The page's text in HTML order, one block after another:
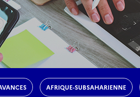
AFRIQUE-SUBSAHARIENNE